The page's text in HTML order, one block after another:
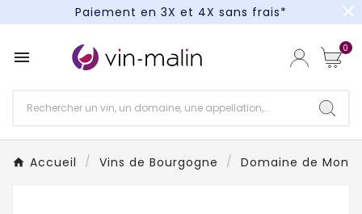
Paiement en 3X et 4X sans frais*
Paiement en 3X et 4X sans frais*
close
 0
Accueil Vins de Bourgogne Domaine de